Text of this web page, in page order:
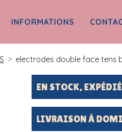
INFORMATIONS
electrodes double face tens
EN STOCK,
LIVRAISON À